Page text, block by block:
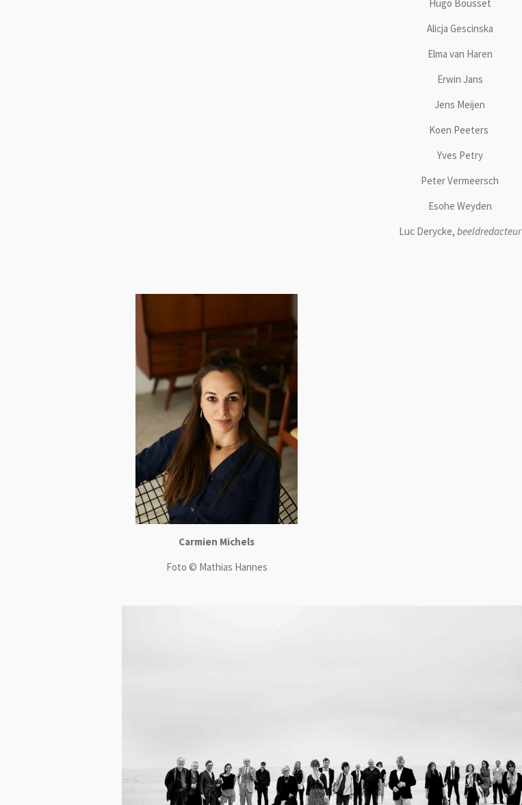
Hugo Bousset
Alicja Gescinska
Elma van Haren
Erwin Jans
Jens Meijen
Koen Peeters
Yves Petry
Peter Vermeersch
Esohe Weyden
Luc Derycke, beeldredacteur
Carmien Michels
Foto © Mathias Hannes